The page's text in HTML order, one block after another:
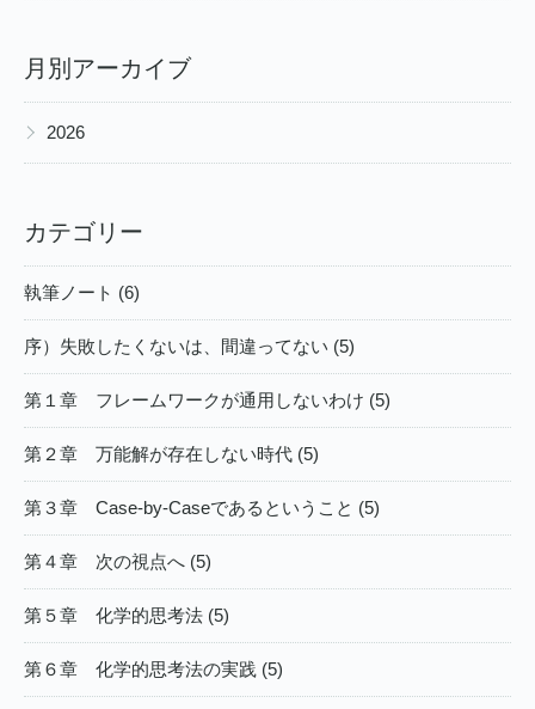
月別アーカイブ
▶ 2026
カテゴリー
執筆ノート (6)
序）失敗したくないは、間違ってない (5)
第１章 フレームワークが通⽤しないわけ (5)
第２章 万能解が存在しない時代 (5)
第３章 Case-by-Caseであるということ (5)
第４章 次の視点へ (5)
第５章 化学的思考法 (5)
第６章 化学的思考法の実践 (5)